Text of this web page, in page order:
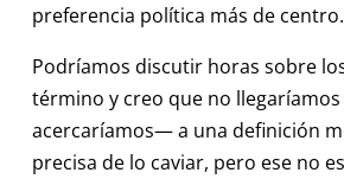
preferencia política más de centro.
Podríamos discutir horas sobre
término y creo que no
acercaríamos— a una definición
precisa de lo caviar, pero ese no